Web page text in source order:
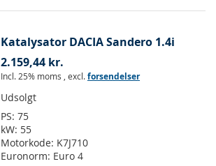
Katalysator DACIA Sandero 1.4i
2.159,44 kr.
Incl. 25% moms , excl.forsendelser
Udsolgt
PS: 75
kW: 55
Motorkode: K7J710
Euronorm: Euro 4